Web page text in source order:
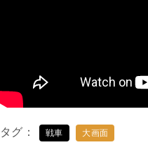
タグ 戦車 大画面